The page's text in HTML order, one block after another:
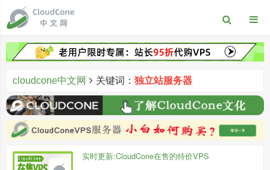
cloudcone中文网 关键词： 独立站服务器
实时更新:CloudCone在售的特价VPS